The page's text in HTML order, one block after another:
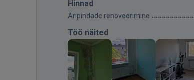
Hinnad
Äripindade renoveerimine
Töö näited